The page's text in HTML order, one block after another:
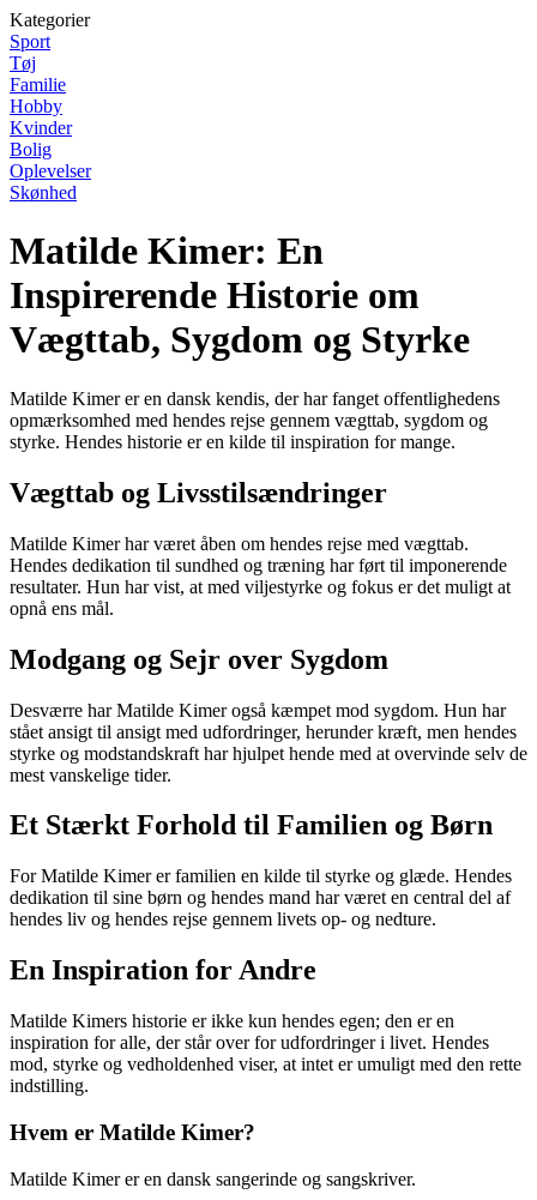
Kategorier
Sport
Tøj
Familie
Hobby
Kvinder
Bolig
Oplevelser
Skønhed
Matilde Kimer: En
Inspirerende Historie om
Vægttab, Sygdom og Styrke
Matilde Kimer er en dansk kendis, der har fanget offentlighedens
opmærksomhed med hendes rejse gennem vægttab, sygdom og
styrke. Hendes historie er en kilde til inspiration for mange.
Vægttab og Livsstilsændringer
Matilde Kimer har været åben om hendes rejse med vægttab.
Hendes dedikation til sundhed og træning har ført til imponerende
resultater. Hun har vist, at med viljestyrke og fokus er det muligt at
opnå ens mål.
Modgang og Sejr over Sygdom
Desværre har Matilde Kimer også kæmpet mod sygdom. Hun har
stået ansigt til ansigt med udfordringer, herunder kræft, men hendes
styrke og modstandskraft har hjulpet hende med at overvinde selv de
mest vanskelige tider.
Et Stærkt Forhold til Familien og Børn
For Matilde Kimer er familien en kilde til styrke og glæde. Hendes
dedikation til sine børn og hendes mand har været en central del af
hendes liv og hendes rejse gennem livets op- og nedture.
En Inspiration for Andre
Matilde Kimers historie er ikke kun hendes egen; den er en
inspiration for alle, der står over for udfordringer i livet. Hendes
mod, styrke og vedholdenhed viser, at intet er umuligt med den rette
indstilling.
Hvem er Matilde Kimer?
Matilde Kimer er en dansk sangerinde og sangskriver.